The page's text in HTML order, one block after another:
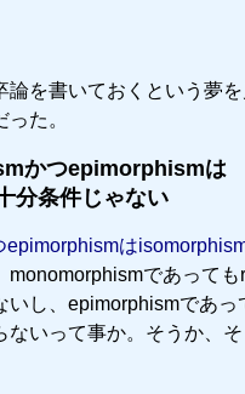
を書いておくという夢を
た。
かつepimorphismは
分条件じゃない
epimorphismは
monomorphismであって
いし、epimorphismであっ
ないって事か。そうか、そ